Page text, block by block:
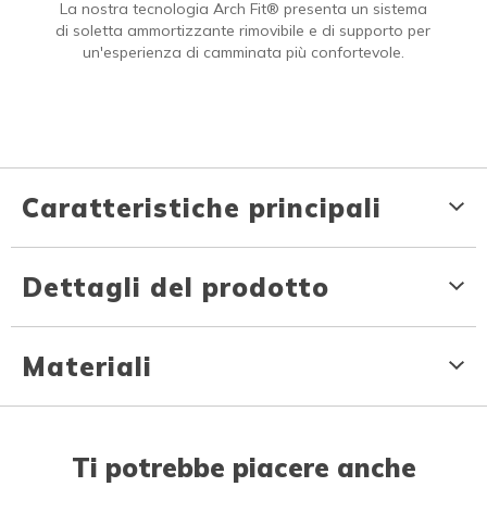
La nostra tecnologia Arch Fit® presenta un sistema
di soletta ammortizzante rimovibile e di supporto per
un'esperienza di camminata più confortevole.
Caratteristiche principali
Dettagli del prodotto
Materiali
Ti potrebbe piacere anche